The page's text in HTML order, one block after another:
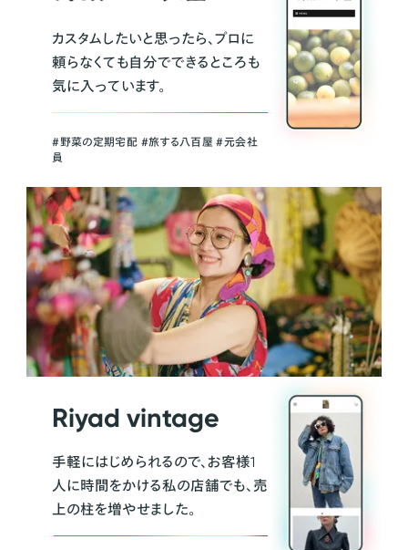
カスタムしたいと思ったら、プロに
頼らなくても自分でできるところも
気に入っています。
＃野菜の定期宅配 ＃旅する八百屋 ＃元会社
員
Riyad vintage
手軽にはじめられるので、お客様1
人に時間をかける私の店舗でも、売
上の柱を増やせました。